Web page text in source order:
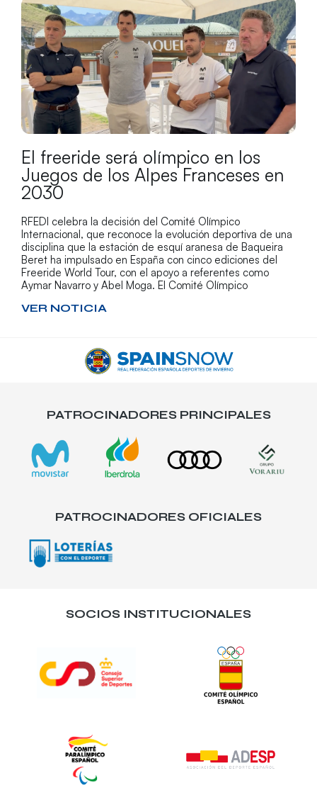
El freeride será olímpico en los
Juegos de los Alpes Franceses en
2030
RFEDI celebra la decisión del Comité Olímpico
Internacional, que reconoce la evolución deportiva de una
disciplina que la estación de esquí aranesa de Baqueira
Beret ha impulsado en España con cinco ediciones del
Freeride World Tour, con el apoyo a referentes como
Aymar Navarro y Abel Moga. El Comité Olímpico
VER NOTICIA
PATROCINADORES PRINCIPALES
PATROCINADORES OFICIALES
SOCIOS INSTITUCIONALES